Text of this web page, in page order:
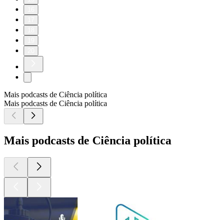
Mais podcasts de Ciência política
Mais podcasts de Ciência política
Mais podcasts de Ciência política